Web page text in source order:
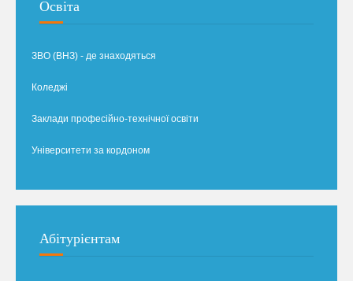
Освіта
ЗВО (ВНЗ) - де знаходяться
Коледжі
Заклади професійно-технічної освіти
Університети за кордоном
Абітурієнтам